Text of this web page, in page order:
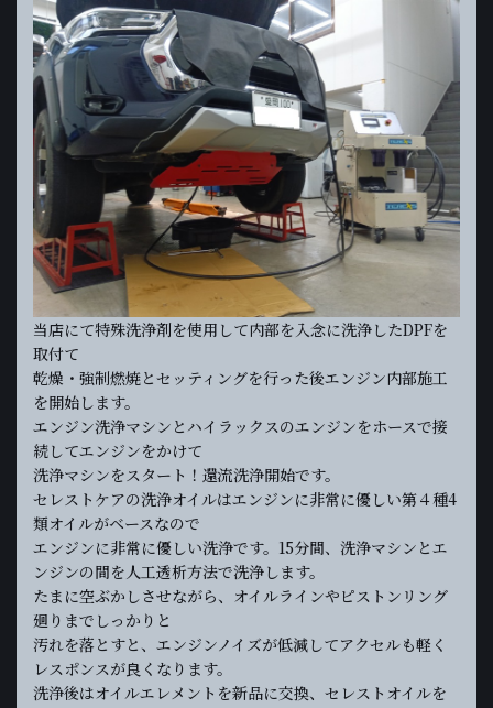
当店にて特殊洗浄剤を使用して内部を入念に洗浄したDPFを
取付て
乾燥・強制燃焼とセッティングを行った後エンジン内部施工
を開始します。
エンジン洗浄マシンとハイラックスのエンジンをホースで接
続してエンジンをかけて
洗浄マシンをスタート！還流洗浄開始です。
セレストケアの洗浄オイルはエンジンに非常に優しい第４種4
類オイルがベースなので
エンジンに非常に優しい洗浄です。15分間、洗浄マシンとエ
ンジンの間を人工透析方法で洗浄します。
たまに空ぶかしさせながら、オイルラインやピストンリング
廻りまでしっかりと
汚れを落とすと、エンジンノイズが低減してアクセルも軽く
レスポンスが良くなります。
洗浄後はオイルエレメントを新品に交換、セレストオイルを